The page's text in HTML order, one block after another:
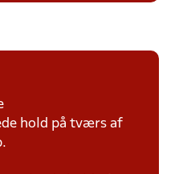
hold på tværs af